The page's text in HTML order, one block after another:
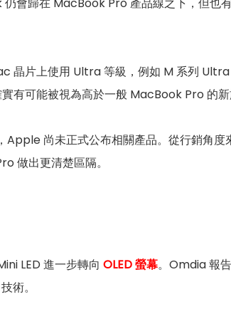
晶片上使用 Ultra 等級，例如 M 系列
有可能被視為高於一般 MacBook Pro 的新
尚未正式公布相關產品。從行銷角
做出更清楚區隔。
LED 進一步轉向 OLED 螢幕。Omdia 報
術。